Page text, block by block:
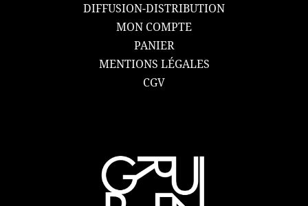
DIFFUSION-DISTRIBUTION
MON COMPTE
PANIER
MENTIONS LÉGALES
CGV